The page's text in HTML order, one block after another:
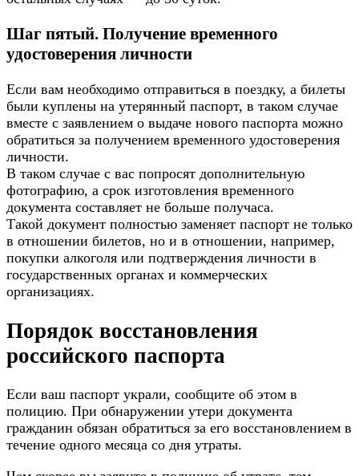
Шаг пятый. Получение временного
удостоверения личности
Если вам необходимо отправиться в поездку, а билеты
были куплены на утерянный паспорт, в таком случае
вместе с заявлением о выдаче нового паспорта можно
обратиться за получением временного удостоверения
личности.
В таком случае с вас попросят дополнительную
фотографию, а срок изготовления временного
документа составляет не больше получаса.
Такой документ полностью заменяет паспорт не только
в отношении билетов, но и в отношении, например,
покупки алкоголя или подтверждения личности в
государственных органах и коммерческих
организациях.
Порядок восстановления
российского паспорта
Если ваш паспорт украли, сообщите об этом в
полицию. При обнаружении утери документа
гражданин обязан обратиться за его восстановлением в
течение одного месяца со дня утраты.